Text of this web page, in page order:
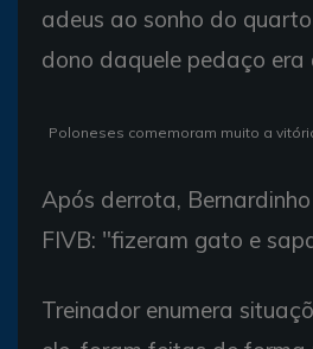
adeus ao sonho do
dono daquele pedaço era
Poloneses comemoram muito a
Após derrota,
FIVB: "fizeram gato e
Treinador enumera